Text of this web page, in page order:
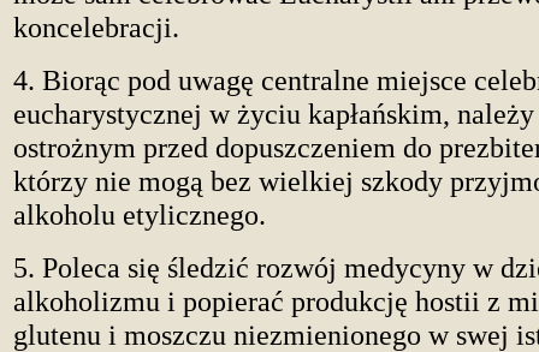
koncelebracji.
4. Biorąc pod uwagę centralne miejsce
eucharystycznej w życiu kapłańskim,
ostrożnym przed dopuszczeniem do
którzy nie mogą bez wielkiej szkody
alkoholu etylicznego.
5. Poleca się śledzić rozwój medycyny w
alkoholizmu i popierać produkcję hostii z
glutenu i moszczu niezmienionego w swej